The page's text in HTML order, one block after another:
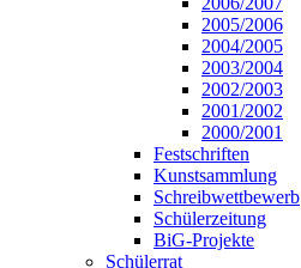
2005/2006
2004/2005
2003/2004
2002/2003
2001/2002
2000/2001
Festschriften
Kunstsammlung
Schreibwettbewerb
Schülerzeitung
BiG-Projekte
Schülerrat